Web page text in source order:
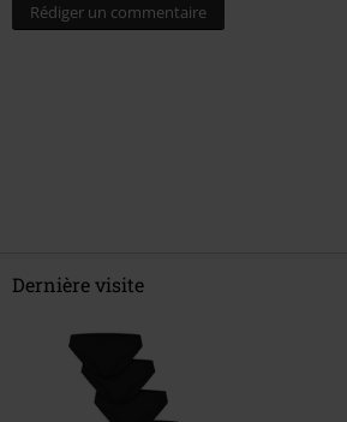
Rédiger un commentaire
Dernière visite